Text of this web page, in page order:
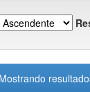
Mostrando